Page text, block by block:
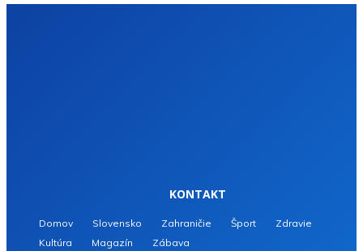
KONTAKT
Domov Slovensko Zahraničie Šport
Zdravie
Kultúra
Magazín Zábava